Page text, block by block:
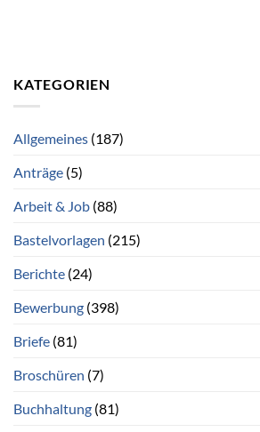
KATEGORIEN
Allgemeines (187)
Anträge (5)
Arbeit & Job (88)
Bastelvorlagen (215)
Berichte (24)
Bewerbung (398)
Briefe (81)
Broschüren (7)
Buchhaltung (81)